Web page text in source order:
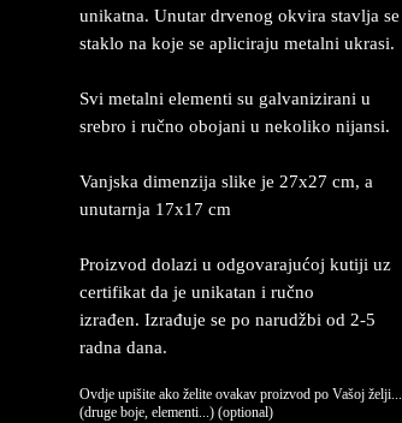
unikatna. Unutar drvenog okvira stavlja se
staklo na koje se apliciraju metalni ukrasi.
Svi metalni elementi su galvanizirani u
srebro i ručno obojani u nekoliko nijansi.
Vanjska dimenzija slike je 27x27 cm, a
unutarnja 17x17 cm
Proizvod dolazi u odgovarajućoj kutiji uz
certifikat da je unikatan i ručno
izrađen. Izrađuje se po narudžbi od 2-5
radna dana.
Ovdje upišite ako želite ovakav proizvod po Vašoj želji...
(druge boje, elementi...) (optional)